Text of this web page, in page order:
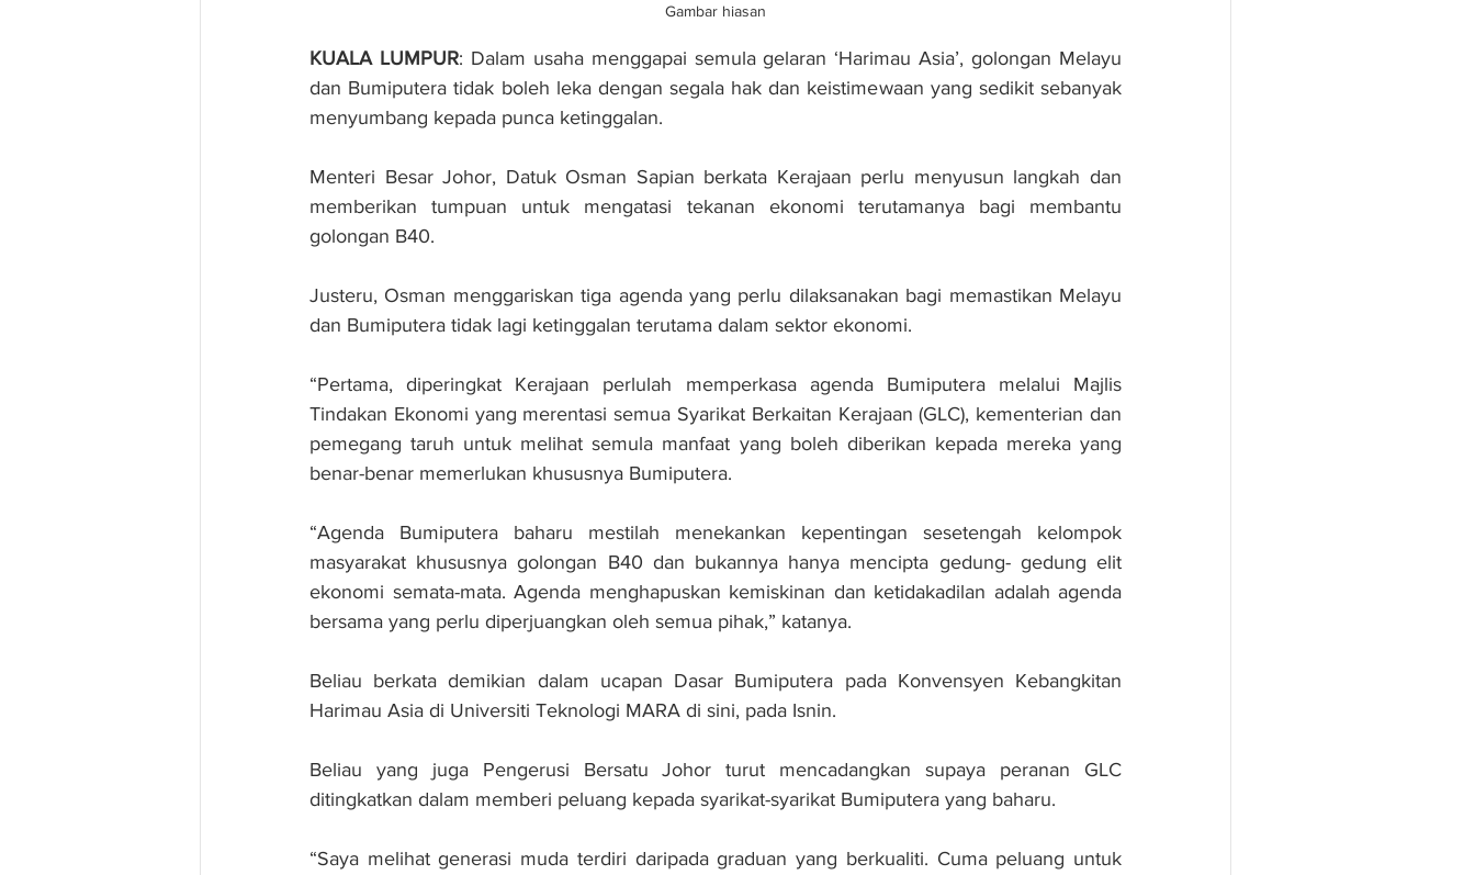
Gambar hiasan
KUALA LUMPUR: Dalam usaha menggapai semula gelaran ‘Harimau Asia’, golongan Melayu
dan Bumiputera tidak boleh leka dengan segala hak dan keistimewaan yang sedikit sebanyak
menyumbang kepada punca ketinggalan.
Menteri Besar Johor, Datuk Osman Sapian berkata Kerajaan perlu menyusun langkah dan
memberikan tumpuan untuk mengatasi tekanan ekonomi terutamanya bagi membantu
golongan B40.
Justeru, Osman menggariskan tiga agenda yang perlu dilaksanakan bagi memastikan Melayu
dan Bumiputera tidak lagi ketinggalan terutama dalam sektor ekonomi.
“Pertama, diperingkat Kerajaan perlulah memperkasa agenda Bumiputera melalui Majlis
Tindakan Ekonomi yang merentasi semua Syarikat Berkaitan Kerajaan (GLC), kementerian dan
pemegang taruh untuk melihat semula manfaat yang boleh diberikan kepada mereka yang
benar-benar memerlukan khususnya Bumiputera.
“Agenda Bumiputera baharu mestilah menekankan kepentingan sesetengah kelompok
masyarakat khususnya golongan B40 dan bukannya hanya mencipta gedung- gedung elit
ekonomi semata-mata. Agenda menghapuskan kemiskinan dan ketidakadilan adalah agenda
bersama yang perlu diperjuangkan oleh semua pihak,” katanya.
Beliau berkata demikian dalam ucapan Dasar Bumiputera pada Konvensyen Kebangkitan
Harimau Asia di Universiti Teknologi MARA di sini, pada Isnin.
Beliau yang juga Pengerusi Bersatu Johor turut mencadangkan supaya peranan GLC
ditingkatkan dalam memberi peluang kepada syarikat-syarikat Bumiputera yang baharu.
“Saya melihat generasi muda terdiri daripada graduan yang berkualiti. Cuma peluang untuk